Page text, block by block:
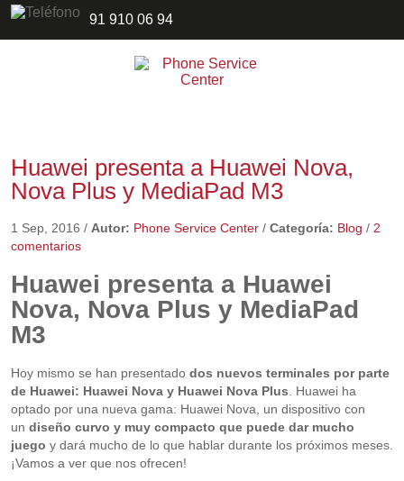
91 910 06 94
Huawei presenta a Huawei Nova,
Nova Plus y MediaPad M3
1 Sep, 2016 / Autor: Phone Service Center/ Categoría: Blog / 2
comentarios
Huawei presenta a Huawei
Nova, Nova Plus y MediaPad
M3
Hoy mismo se han presentado dos nuevos terminales por parte
de Huawei: Huawei Nova y Huawei Nova Plus. Huawei ha
optado por una nueva gama: Huawei Nova, un dispositivo con
un diseño curvo y muy compacto que puede dar mucho
juego y dará mucho de lo que hablar durante los próximos meses.
¡Vamos a ver que nos ofrecen!